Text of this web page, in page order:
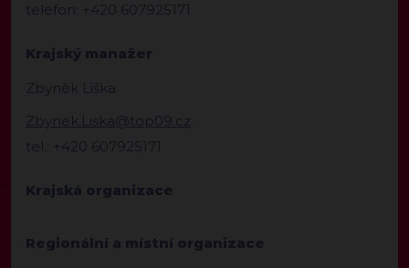
telefon: +420 607925171
Krajský manažer
Zbyněk Liška
Zbynek.Liska@top09.cz
tel.: +420 607925171
Krajská organizace
Regionální a místní organizace